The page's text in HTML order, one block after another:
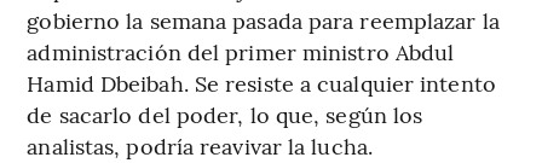
gobierno la semana pasada para reemplazar la
administración del primer ministro Abdul
Hamid Dbeibah. Se resiste a cualquier intento
de sacarlo del poder, lo que, según los
analistas, podría reavivar la lucha.